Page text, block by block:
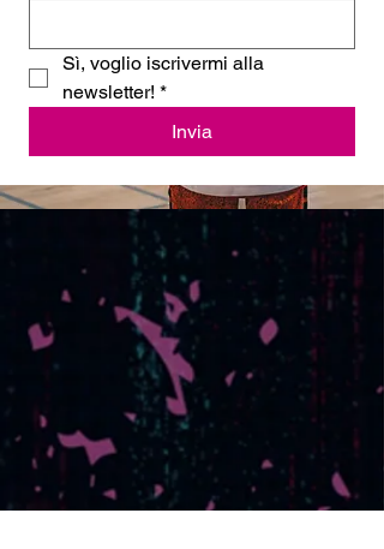
Sì, voglio iscrivermi alla
newsletter! *
Invia